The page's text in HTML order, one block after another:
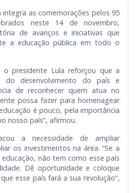
as comemorações pelos 95
neste 14 de novembro,
de avanços e iniciativas que
a educação pública em todo o
o presidente Lula reforçou que a
do desenvolvimento do país e
de reconhecer quem atua no
possa fazer para homenagear
é pouco, pela importância
nosso país”, afirmou.
a necessidade de ampliar
os investimentos na área. “Se a
não tem como esse país
Dê oportunidade e coloque
esse país fará a sua revolução”,